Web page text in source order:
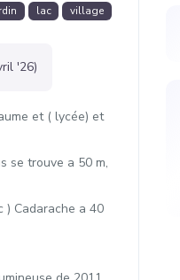
lac village
'26)
et ( lycée) et
se trouve a 50 m,
) Cadarache a 40